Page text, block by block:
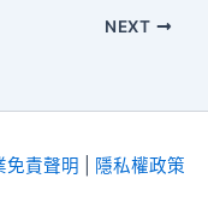
NEXT
免責聲明 隱私權政策